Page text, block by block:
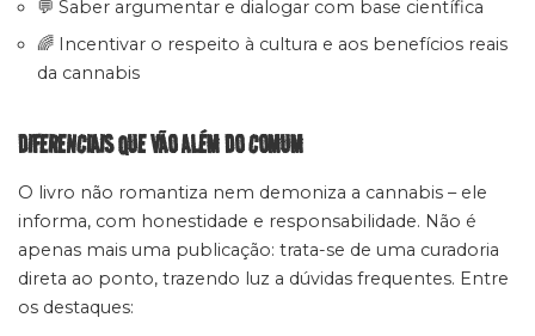
💬 Saber argumentar e dialogar com base científica
🌈 Incentivar o respeito à cultura e aos benefícios reais
da cannabis
DIFERENCIAIS QUE VÃO ALÉM DO COMUM
O livro não romantiza nem demoniza a cannabis – ele
informa, com honestidade e responsabilidade. Não é
apenas mais uma publicação: trata-se de uma curadoria
direta ao ponto, trazendo luz a dúvidas frequentes. Entre
os destaques: